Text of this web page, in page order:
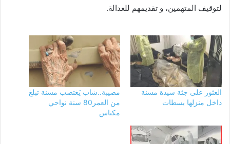
لتوقيف المتهمين، و تقديمهم للعدالة.
العثور على جثة سيدة مسنة
داخل منزلها بسطات
مصيبة..شاب يَغتصب مسنة تبلغ
من العمر80 سنة نواحي
مكناس